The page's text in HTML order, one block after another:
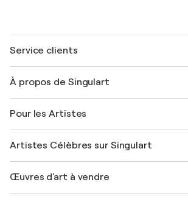
Service clients
Expédition
Offrir une carte cadeau
Rejoignez notre programme commercial
Mon compte
+33 1 76 44 06 42
À propos de Singulart
FAQ
Magazine Singulart
Emplois
Découvrez une sélection d'art original
Pour les Artistes
Se connecter en tant qu'Artiste
Artistes Célèbres sur Singulart
Marc Chagall
Œuvres d'art à vendre